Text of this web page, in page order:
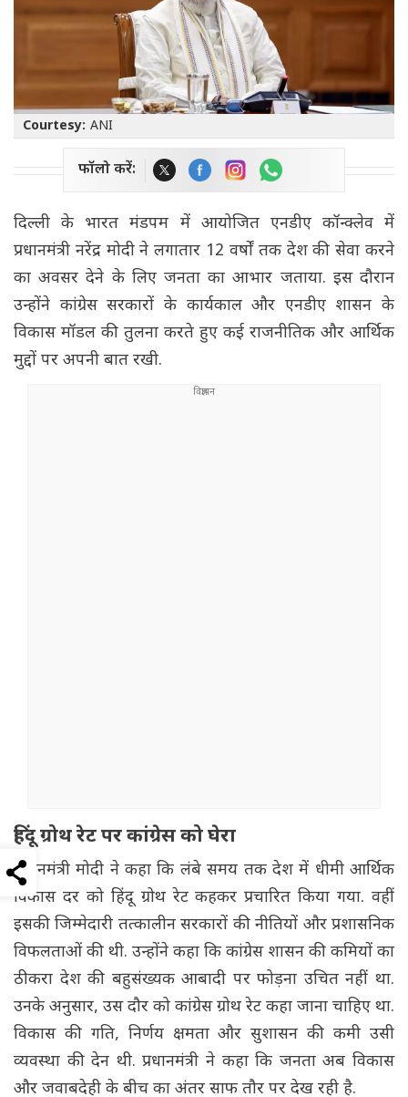
Courtesy: ANI
फॉलो करें:
दिल्ली के भारत मंडपम में आयोजित एनडीए कॉन्क्लेव में
प्रधानमंत्री नरेंद्र मोदी ने लगातार 12 वर्षों तक देश की सेवा करने
का अवसर देने के लिए जनता का आभार जताया. इस दौरान
उन्होंने कांग्रेस सरकारों के कार्यकाल और एनडीए शासन के
विकास मॉडल की तुलना करते हुए कई राजनीतिक और आर्थिक
मुद्दों पर अपनी बात रखी.
हिंदू ग्रोथ रेट पर कांग्रेस को घेरा
प्रधानमंत्री मोदी ने कहा कि लंबे समय तक देश में धीमी आर्थिक
विकास दर को हिंदू ग्रोथ रेट कहकर प्रचारित किया गया. वहीं
इसकी जिम्मेदारी तत्कालीन सरकारों की नीतियों और प्रशासनिक
विफलताओं की थी. उन्होंने कहा कि कांग्रेस शासन की कमियों का
ठीकरा देश की बहुसंख्यक आबादी पर फोड़ना उचित नहीं था.
उनके अनुसार, उस दौर को कांग्रेस ग्रोथ रेट कहा जाना चाहिए था.
विकास की गति, निर्णय क्षमता और सुशासन की कमी उसी
व्यवस्था की देन थी. प्रधानमंत्री ने कहा कि जनता अब विकास
और जवाबदेही के बीच का अंतर साफ तौर पर देख रही है.